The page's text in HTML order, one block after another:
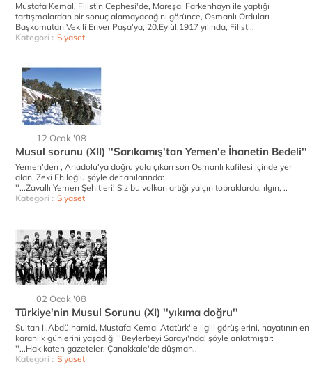
Mustafa Kemal, Filistin Cephesi'de, Mareşal Farkenhayn ile yaptığı
tartışmalardan bir sonuç alamayacağını görünce, Osmanlı Orduları
Başkomutan Vekili Enver Paşa'ya, 20.Eylül.1917 yılında, Filisti..
Kategori : Siyaset
12 Ocak '08
Musul sorunu (XII) ''Sarıkamış'tan Yemen'e İhanetin Bedeli''
Yemen'den , Anadolu'ya doğru yola çıkan son Osmanlı kafilesi içinde yer
alan, Zeki Ehiloğlu şöyle der anılarında:
''...Zavallı Yemen Şehitleri! Siz bu volkan artığı yalçın topraklarda, ılgın, ..
Kategori : Siyaset
02 Ocak '08
Türkiye'nin Musul Sorunu (XI) ''yıkıma doğru''
Sultan II.Abdülhamid, Mustafa Kemal Atatürk'le ilgili görüşlerini, hayatının en
karanlık günlerini yaşadığı ''Beylerbeyi Sarayı'nda! şöyle anlatmıştır:
''...Hakikaten gazeteler, Çanakkale'de düşman..
Kategori : Siyaset